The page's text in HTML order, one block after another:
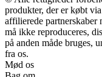
produkter, der er købt
affilierede partnerskaber
må ikke reproduceres,
på anden måde bruges,
fra os.
Mød os